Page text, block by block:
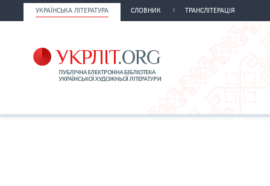
УКРАЇНСЬКА ЛІТЕРАТУРА СЛОВНИК ТРАНСЛІТЕРАЦІЯ